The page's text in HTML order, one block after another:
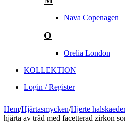
Nava Copenagen
O
Orelia London
KOLLEKTION
Login / Register
Hem/Hjärtasmycken/Hjerte
hjärta av tråd med facetterad zirkon